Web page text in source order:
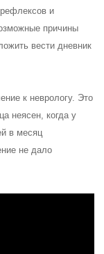
и
причины
вести дневник
к неврологу. Это
неясен, когда у
в месяц
не дало